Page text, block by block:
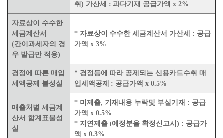
취) 가산세 : 과다기재 공급가액 x 2%
자료상이 수수한
세금계산서
(간이과세자의 경
우 발급만 적용)
* 자료상이 수수한 세금계산서 가산세 : 공급
가액 x 3%
경정에 따른 매입
세액공제 불성실
* 경정등에 따라 공제되는 신용카드수취 매
입세액공제 : 공급가액 x 0.5%
매출처별 세금계
산서 합계표불성
실
* 미제출, 기재내용 누락및 부실기재 : 공급
가액 x 0.5%
* 지연제출 (예정분을 확정신고시) : 공급가
액 x 0.3%